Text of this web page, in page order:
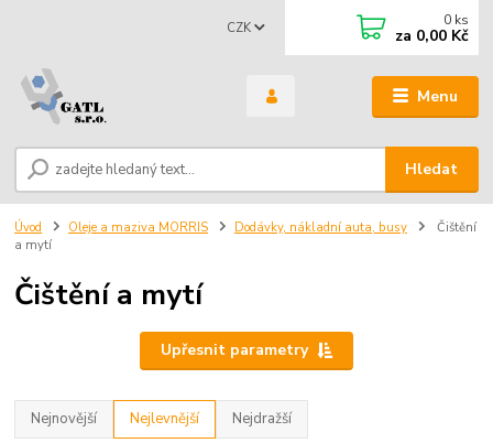
Menu
CZK
Hledat
0 ks
za 0,00 Kč
Úvod Oleje a maziva MORRIS Dodávky, nákladní auta, busy
Čištění
a mytí
Čištění a mytí
Upřesnit parametry
Nejnovější Nejlevnější Nejdražší